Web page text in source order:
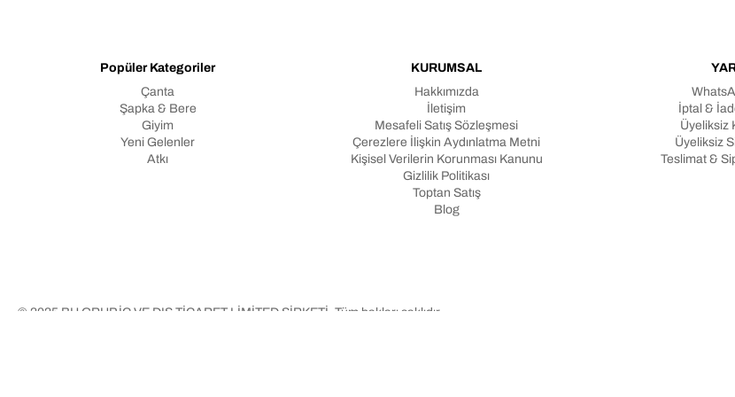
Popüler Kategoriler
Çanta
Şapka & Bere
Giyim
Yeni Gelenler
Atkı
KURUMSAL
Hakkımızda
İletişim
Mesafeli Satış Sözleşmesi
Çerezlere İlişkin Aydınlatma Metni
Kişisel Verilerin Korunması Kanunu
Gizlilik Politikası
Toptan Satış
Blog
İptal &
Üyeliksiz
Üyeliksiz
Teslimat &
© 2025 BH GRUP İÇ VE DIŞ TİCARET LİMİTED ŞİRKETİ. Tüm hakları saklıdır.